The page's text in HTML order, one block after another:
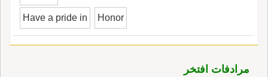
Have a pride in Honor
مرادفات افتخر